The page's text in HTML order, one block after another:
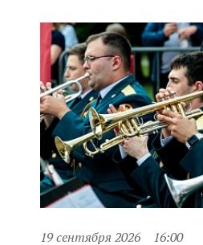
19 сентября 2026 16:00